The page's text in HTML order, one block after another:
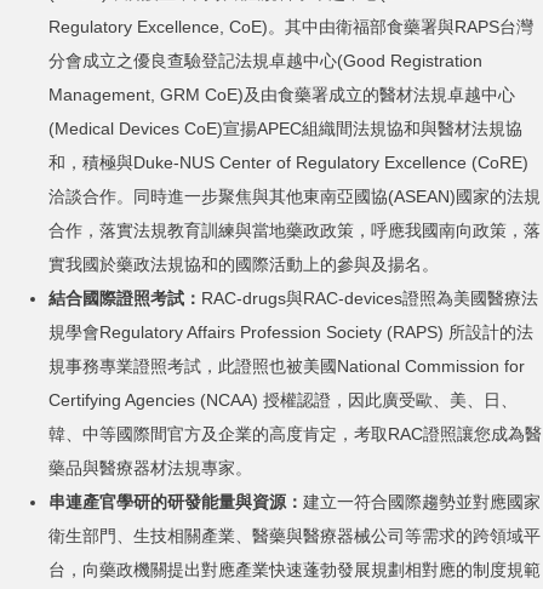
Regulatory Excellence, CoE)。其中由衛福部食藥署與RAPS台灣
分會成立之優良查驗登記法規卓越中心(Good Registration
Management, GRM CoE)及由食藥署成立的醫材法規卓越中心
(Medical Devices CoE)宣揚APEC組織間法規協和與醫材法規協
和，積極與Duke-NUS Center of Regulatory Excellence (CoRE)
洽談合作。同時進一步聚焦與其他東南亞國協(ASEAN)國家的法規
合作，落實法規教育訓練與當地藥政政策，呼應我國南向政策，落
實我國於藥政法規協和的國際活動上的參與及揚名。
結合國際證照考試： RAC-drugs與RAC-devices證照為美國醫療法
規學會Regulatory Affairs Profession Society (RAPS) 所設計的法
規事務專業證照考試，此證照也被美國National Commission for
Certifying Agencies (NCAA) 授權認證，因此廣受歐、美、日、
韓、中等國際間官方及企業的高度肯定，考取RAC證照讓您成為醫
藥品與醫療器材法規專家。
串連產官學研的研發能量與資源： 建立一符合國際趨勢並對應國家
衛生部門、生技相關產業、醫藥與醫療器械公司等需求的跨領域平
台，向藥政機關提出對應產業快速蓬勃發展規劃相對應的制度規範